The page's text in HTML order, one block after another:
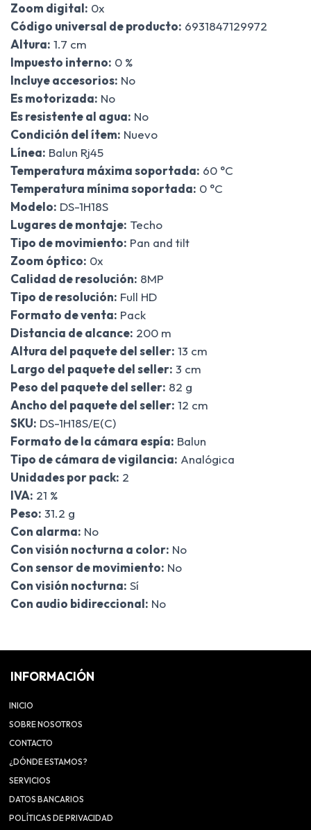
Zoom digital: 0x
Código universal de producto: 6931847129972
Altura: 1.7 cm
Impuesto interno: 0 %
Incluye accesorios: No
Es motorizada: No
Es resistente al agua: No
Condición del ítem: Nuevo
Línea: Balun Rj45
Temperatura máxima soportada: 60 °C
Temperatura mínima soportada: 0 °C
Modelo: DS-1H18S
Lugares de montaje: Techo
Tipo de movimiento: Pan and tilt
Zoom óptico: 0x
Calidad de resolución: 8MP
Tipo de resolución: Full HD
Formato de venta: Pack
Distancia de alcance: 200 m
Altura del paquete del seller: 13 cm
Largo del paquete del seller: 3 cm
Peso del paquete del seller: 82 g
Ancho del paquete del seller: 12 cm
SKU: DS-1H18S/E(C)
Formato de la cámara espía: Balun
Tipo de cámara de vigilancia: Analógica
Unidades por pack: 2
IVA: 21 %
Peso: 31.2 g
Con alarma: No
Con visión nocturna a color: No
Con sensor de movimiento: No
Con visión nocturna: Sí
Con audio bidireccional: No
INFORMACIÓN
INICIO
SOBRE NOSOTROS
CONTACTO
¿DÓNDE ESTAMOS?
SERVICIOS
DATOS BANCARIOS
POLÍTICAS DE PRIVACIDAD